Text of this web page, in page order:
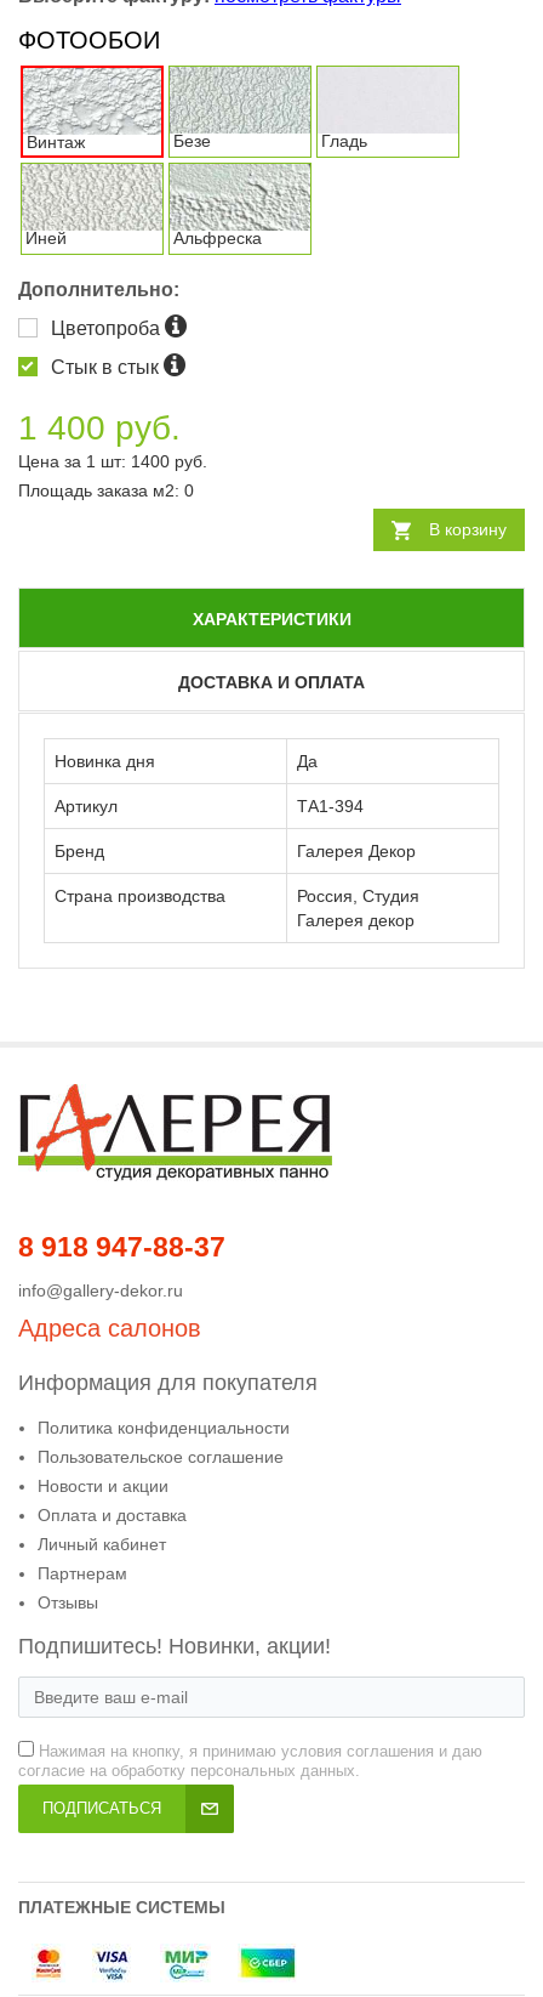
ФОТООБОИ
Винтаж Безе Гладь
Иней Альфреска
Дополнительно:
Цветопроба
Стык в стык
1 400 руб.
Цена за 1 шт: 1400 руб.
Площадь заказа м2: 0
В корзину
ХАРАКТЕРИСТИКИ
ДОСТАВКА И ОПЛАТА
Новинка дня Да
Артикул ТА1-394
Бренд Галерея Декор
Страна производства
Россия, Студия
Галерея декор
8 918 947-88-37
info@gallery-dekor.ru
Адреса салонов
Информация для покупателя
Политика конфиденциальности
Пользовательское соглашение
Новости и акции
Оплата и доставка
Личный кабинет
Партнерам
Отзывы
Подпишитесь! Новинки, акции!
Нажимая на кнопку, я принимаю условия соглашения и даю
согласие на обработку персональных данных.
ПОДПИСАТЬСЯ
ПЛАТЕЖНЫЕ СИСТЕМЫ